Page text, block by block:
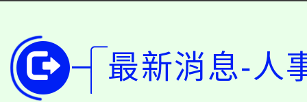
版
公告本校115學年度第
代理(課)教師甄選結果(
「2026金融保險知識
最新消息-人